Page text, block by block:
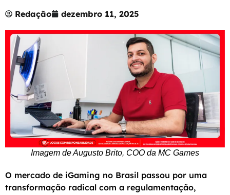
Redação dezembro 11, 2025
Imagem de Augusto Brito, COO da MC Games
O mercado de iGaming no Brasil passou por uma
transformação radical com a regulamentação,